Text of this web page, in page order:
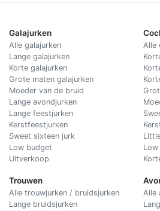
Galajurken
Alle galajurken
Lange galajurken
Korte galajurken
Grote maten galajurken
Moeder van de bruid
Lange avondjurken
Lange feestjurken
Kerstfeestjurken
Sweet sixteen jurk
Low budget
Uitverkoop
Trouwen
Alle trouwjurken / bruidsjurken
Lange bruidsjurken
Alle
Alle